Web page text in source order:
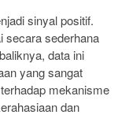
sinyal positif.
secara sederhana
data ini
yang sangat
mekanisme
dan